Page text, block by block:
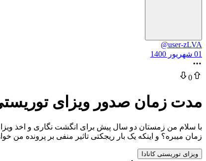
@user-zLVA
01 شهریور 1400
0
مدت زمان صدور ویزای
با سلام من زمستان دو سال پیش برای انگشت نگاری و اخذ ویزا
زمان میبره؟ و اینکه یک بار ریجکتی تاثیر منفی بر پرونده من
ویزای توریستی کانادا